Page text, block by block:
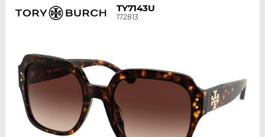
TY7143U
172813